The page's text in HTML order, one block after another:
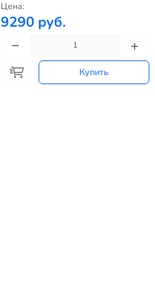
Цена:
9290 руб.
Купить